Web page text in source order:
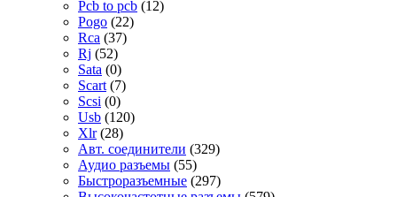
Pcb to pcb (12)
Pogo (22)
Rca (37)
Rj (52)
Sata (0)
Scart (7)
Scsi (0)
Usb (120)
Xlr(28)
Авт. соединители (329)
Аудио разъемы (55)
Быстроразъемные (297)